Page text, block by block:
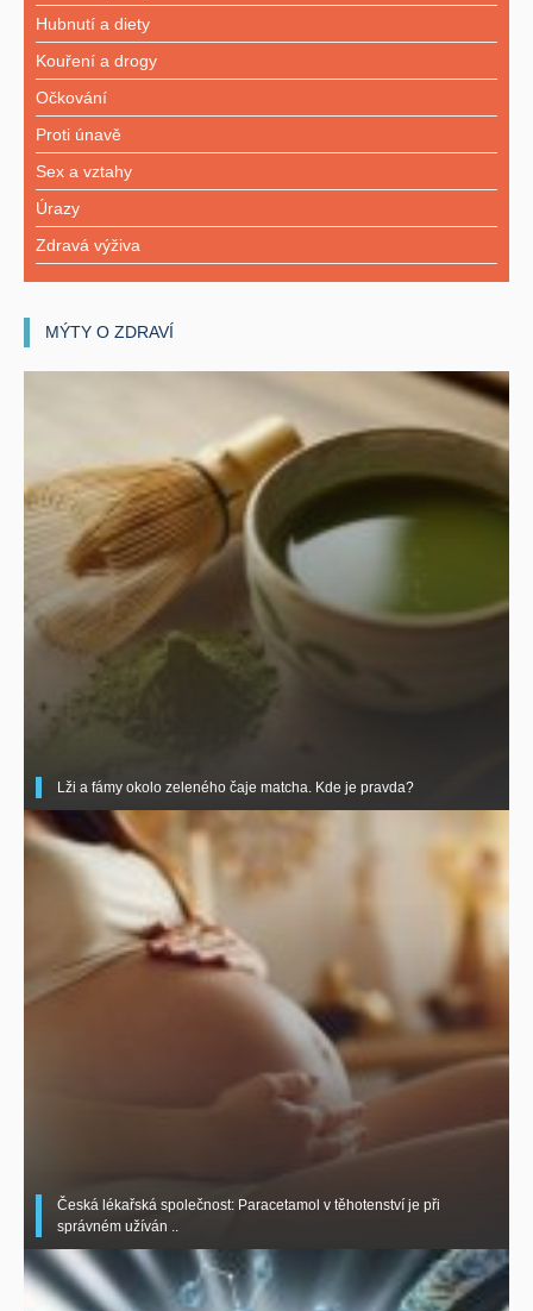
Hubnutí a diety
Kouření a drogy
Očkování
Proti únavě
Sex a vztahy
Úrazy
Zdravá výživa
MÝTY O ZDRAVÍ
Lži a fámy okolo zeleného čaje matcha. Kde je pravda?
Česká lékařská společnost: Paracetamol v těhotenství je při
správném užíván ..